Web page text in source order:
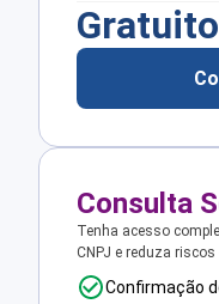
Gratuito
Consulta
Tenha acesso
CNPJ e reduza
Confirmação